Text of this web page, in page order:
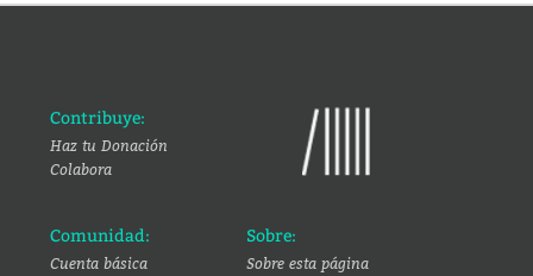
Contribuye:
Haz tu Donación
Colabora
Comunidad:
Cuenta básica
Sobre:
Sobre esta página